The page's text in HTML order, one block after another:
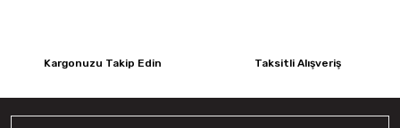
Kargonuzu Takip Edin Taksitli Alışveriş